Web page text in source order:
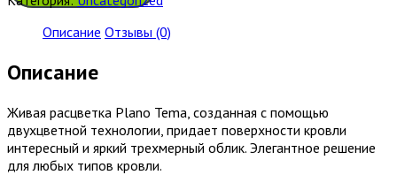
Описание Отзывы (0)
Описание
Живая расцветка Plano Tema, созданная с помощью
двухцветной технологии, придает поверхности кровли
интересный и яркий трехмерный облик. Элегантное решение
для любых типов кровли.